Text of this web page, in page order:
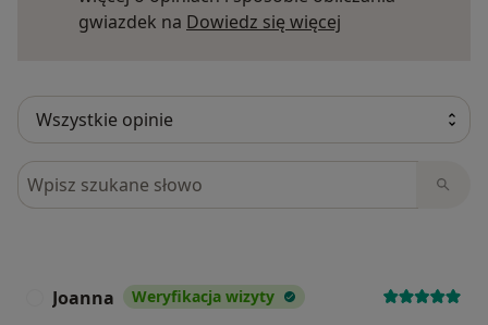
gwiazdek na Dowiedz się więcej
Szukaj w opiniach
Joanna Weryfikacja wizyty